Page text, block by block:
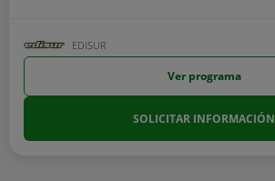
EDISUR
Ver programa
SOLICITAR INFORMACIÓN